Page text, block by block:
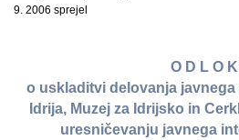
9. 2006 sprejel
O D L O K
o uskladitvi delovanja javnega
Idrija, Muzej za Idrijsko in
uresničevanju javnega